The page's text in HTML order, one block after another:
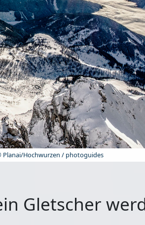
Planai/Hochwurzen / photoguides
Gletscher